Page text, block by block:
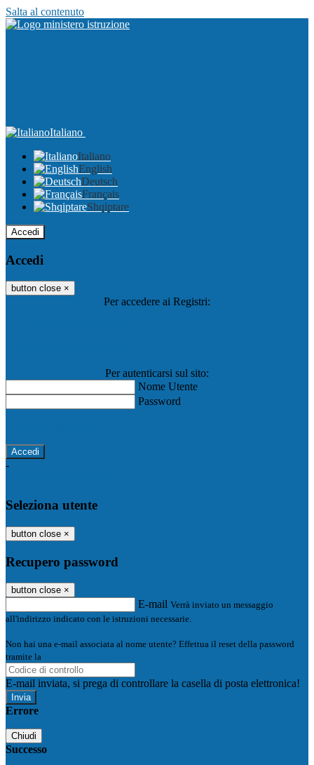
Salta al contenuto
Italiano
Italiano
English
Deutsch
Français
Shqiptare
Accedi
Accedi
button close ×
Per accedere ai Registri:
Per autenticarsi sul sito:
Nome Utente
Password
-
Seleziona utente
button close ×
Recupero password
button close ×
E-mail Verrà inviato un messaggio
all'indirizzo indicato con le istruzioni necessarie.
Non hai una e-mail associata al nome utente? Effettua il reset della password
tramite la
E-mail inviata, si prega di controllare la casella di posta elettronica!
Errore
Chiudi
Successo